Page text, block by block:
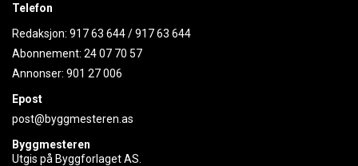
Telefon
Redaksjon: 917 63 644/917 63 644
Abonnement: 24 07 70 57
Annonser: 901 27 006
Epost
post@byggmesteren.as
Byggmesteren
Utgis på Byggforlaget AS.